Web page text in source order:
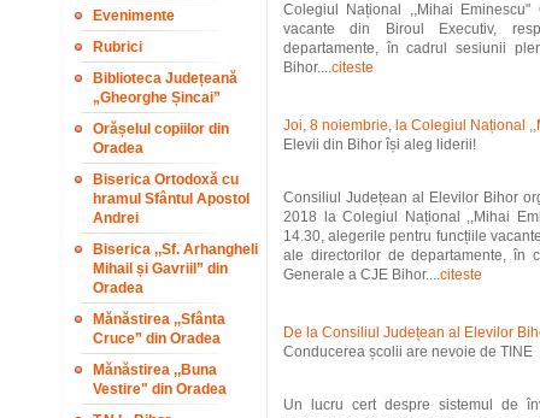
Evenimente
Rubrici
Biblioteca Județeană
„Gheorghe Șincai”
Orășelul copiilor din
Oradea
Biserica Ortodoxă cu
hramul Sfântul Apostol
Andrei
Biserica ,,Sf. Arhangheli
Mihail și Gavriil” din
Oradea
Mănăstirea ,,Sfânta
Cruce” din Oradea
Mănăstirea ,,Buna
Vestire" din Oradea
Colegiul Național ,,Mihai
vacante din Biroul Executiv,
departamente, în cadrul sesiunii
Bihor....citeste
Joi, 8 noiembrie, la Colegiul Național
Elevii din Bihor își aleg liderii!
Consiliul Județean al Elevilor Bihor
2018 la Colegiul Național ,,Mihai
14.30, alegerile pentru funcțiile
ale directorilor de departamente, în
Generale a CJE Bihor....citeste
De la Consiliul Județean al Elevilor
Conducerea școlii are nevoie de TINE
Un lucru cert despre sistemul de